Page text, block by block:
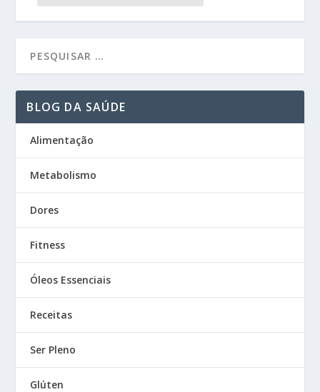
BLOG DA SAÚDE
Alimentação
Metabolismo
Dores
Fitness
Óleos Essenciais
Receitas
Ser Pleno
Glúten